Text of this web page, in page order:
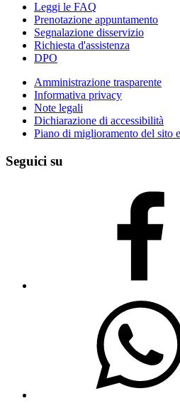
Leggi le FAQ
Prenotazione appuntamento
Segnalazione disservizio
Richiesta d'assistenza
DPO
Amministrazione trasparente
Informativa privacy
Note legali
Dichiarazione di accessibilità
Piano di miglioramento del sito
Seguici su